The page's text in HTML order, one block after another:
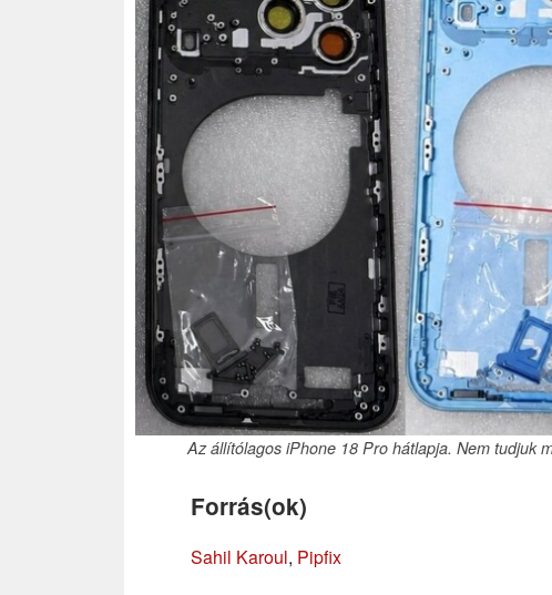
Az állítólagos iPhone 18 Pro hátlapja. Nem tudjuk
Forrás(ok)
Sahil Karoul, Pipfix